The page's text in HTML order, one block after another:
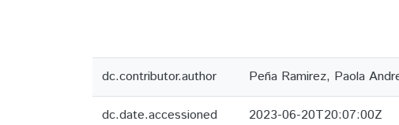
dc.contributor.author Peña Ramirez, Paola
dc.date.accessioned 2023-06-20T20:07:00Z